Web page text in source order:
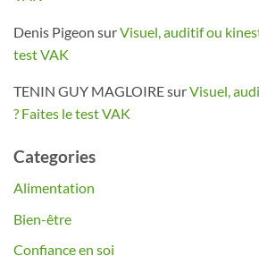
Denis Pigeon surVisuel, auditif ou
test VAK
TENIN GUY MAGLOIREsurVisuel,
? Faites le test VAK
Categories
Alimentation
Bien-être
Confiance en soi